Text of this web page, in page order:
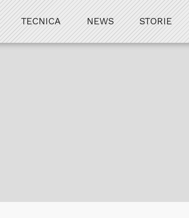
TECNICA NEWS STORIE